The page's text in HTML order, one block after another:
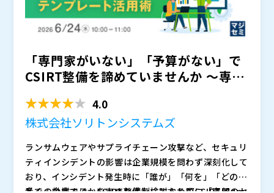
「専門家がいない」「予算がない」で
CSIRT整備を諦めていませんか ～専門
4.0
株式会社ソリトンシステムズ
ランサムウェアやサプライチェーン攻撃など、セキュリ
ティインシデントの影響は企業規模を問わず深刻化して
おり、インシデント発生時に「誰が」「何を」「どの順